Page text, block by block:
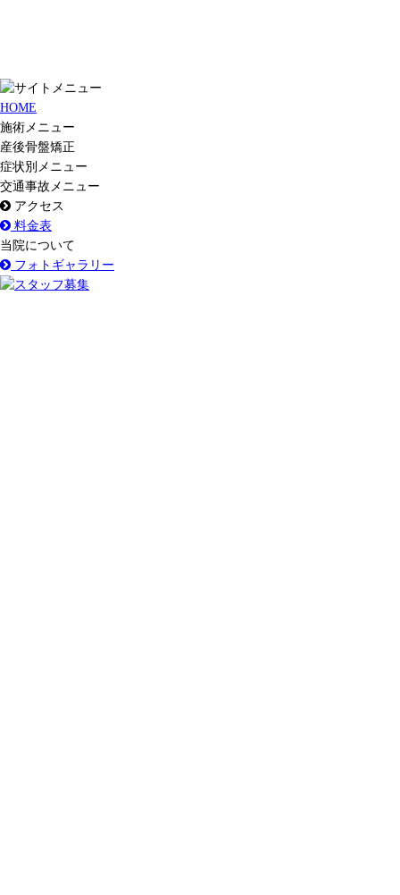
HOME
施術メニュー
産後骨盤矯正
症状別メニュー
交通事故メニュー
アクセス
料金表
当院について
フォトギャラリー